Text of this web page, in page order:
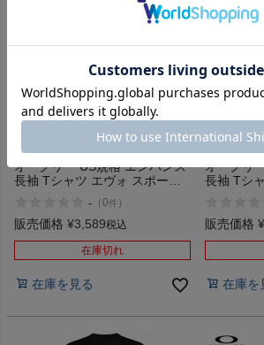
【29%OFF】
オークリー US規格 エンハンス
長袖 Tシャツ エヴォ スポーツ
Enhance QD LS Tee Slv Evo
3.7 アウトレット セール
- （0件 ）
販売価格 ¥3,589税込
在庫切れ
在庫を見る
【29%OFF】
オークリ
長袖 Tシ
Enhance
3.7 アウト
販売価格 ¥
在庫を